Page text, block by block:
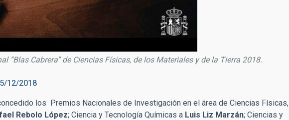
“Blas Cabrera” de Ciencias Físicas, de los Materiales y de la Tierra 2018.
12/2018
los Premios Nacionales de Investigación en el área de Ciencias Físicas,
Rebolo López; Ciencia y Tecnología Químicas a Luis Liz Marzán; Ciencias y